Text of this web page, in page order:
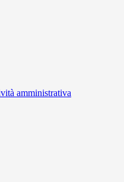
amministrativa